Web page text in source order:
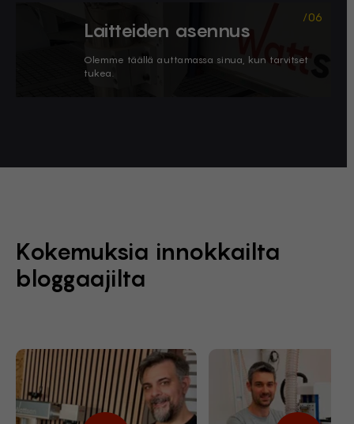
Laitteiden asennus
Olemme täällä auttamassa sinua, kun tarvitset
tukea.
Kokemuksia innokkailta
bloggaajilta